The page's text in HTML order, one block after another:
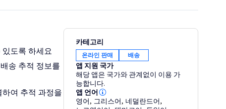
도록 하세요
송 추적 정보를
여 추적 과정을
카테고리
온라인 판매 배송
앱 지원 국가
해당 앱은 국가와 관계없이 이용 가
능합니다.
앱 언어
영어, 그리스어, 네덜란드어,